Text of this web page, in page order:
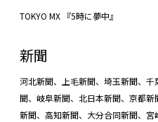
TOKYO MX 『5時に夢中』
新聞
河北新聞、上毛新聞、埼玉新聞、
聞、岐阜新聞、北日本新聞、京都
新聞、高知新聞、大分合同新聞、宮